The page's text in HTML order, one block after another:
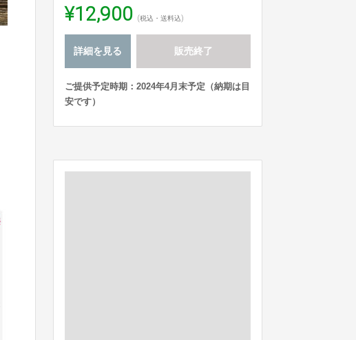
¥12,900 (税込・送料込)
詳細を見る 販売終了
ご提供予定時期：2024年4月末予定（納期は目
安です）